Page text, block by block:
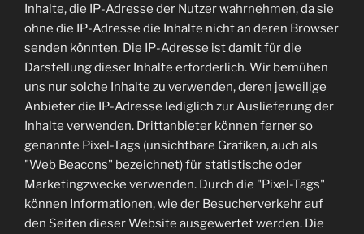
Inhalte, die IP-Adresse der Nutzer wahrnehmen, da sie
ohne die IP-Adresse die Inhalte nicht an deren Browser
senden könnten. Die IP-Adresse ist damit für die
Darstellung dieser Inhalte erforderlich. Wir bemühen
uns nur solche Inhalte zu verwenden, deren jeweilige
Anbieter die IP-Adresse lediglich zur Auslieferung der
Inhalte verwenden. Drittanbieter können ferner so
genannte Pixel-Tags (unsichtbare Grafiken, auch als
"Web Beacons" bezeichnet) für statistische oder
Marketingzwecke verwenden. Durch die "Pixel-Tags"
können Informationen, wie der Besucherverkehr auf
den Seiten dieser Website ausgewertet werden. Die